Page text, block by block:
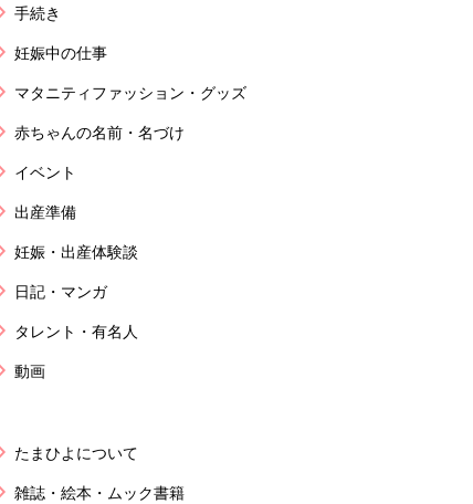
手続き
妊娠中の仕事
マタニティファッション・グッズ
赤ちゃんの名前・名づけ
イベント
出産準備
妊娠・出産体験談
日記・マンガ
タレント・有名人
動画
たまひよについて
雑誌・絵本・ムック書籍